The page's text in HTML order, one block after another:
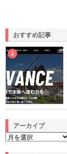
おすすめ記事
1
アーカイブ